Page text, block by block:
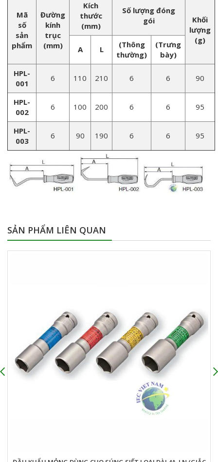
Mã
số
sản
phẩm
Đường
kính
trục
(mm)
Kích
thước
(mm)
Số lượng đóng
gói
Khối
lượng
(g)
A
L
(Thông
thường)
(Trưng
bày)
HPL-
001
6 110 210 6 6 90
HPL-
002
6 100 200 6 6 95
HPL-
003
6 90 190 6 6 95
SẢN PHẨM LIÊN QUAN